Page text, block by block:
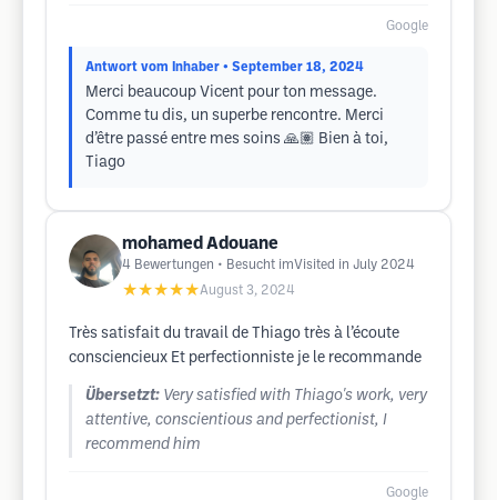
Google
Antwort vom Inhaber • September 18, 2024
Merci beaucoup Vicent pour ton message.
Comme tu dis, un superbe rencontre. Merci
d’être passé entre mes soins 🙏🏽 Bien à toi,
Tiago
mohamed Adouane
4 Bewertungen • Besucht imVisited in July 2024
★★★★★August 3, 2024
Très satisfait du travail de Thiago très à l’écoute
consciencieux Et perfectionniste je le recommande
Übersetzt: Very satisfied with Thiago's work, very
attentive, conscientious and perfectionist, I
recommend him
Google